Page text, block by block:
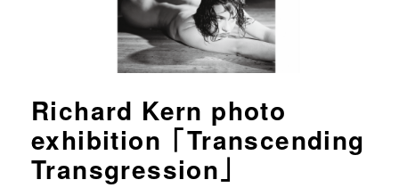
Richard Kern photo
exhibition 「Transcending
Transgression」
URLをコピーする